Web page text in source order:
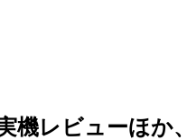
機レビューほか